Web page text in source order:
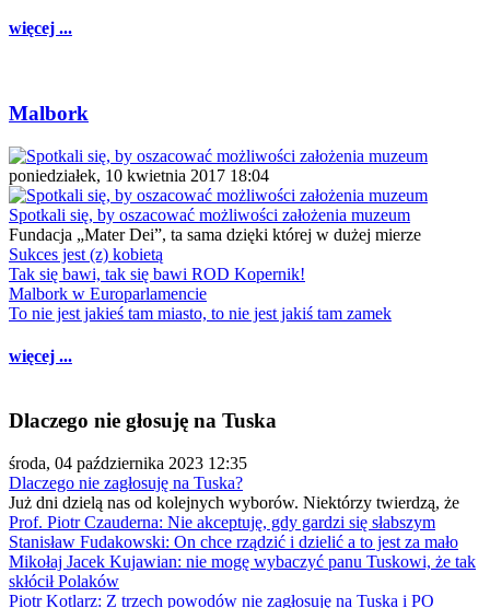
więcej ...
Malbork
poniedziałek, 10 kwietnia 2017 18:04
Spotkali się, by oszacować możliwości założenia muzeum
Fundacja „Mater Dei”, ta sama dzięki której w dużej mierze
Sukces jest (z) kobietą
Tak się bawi, tak się bawi ROD Kopernik!
Malbork w Europarlamencie
To nie jest jakieś tam miasto, to nie jest jakiś tam zamek
więcej ...
Dlaczego nie głosuję na Tuska
środa, 04 października 2023 12:35
Dlaczego nie zagłosuję na Tuska?
Już dni dzielą nas od kolejnych wyborów. Niektórzy twierdzą, że
Prof. Piotr Czauderna: Nie akceptuję, gdy gardzi się słabszym
Stanisław Fudakowski: On chce rządzić i dzielić a to jest za mało
Mikołaj Jacek Kujawian: nie mogę wybaczyć panu Tuskowi, że tak
skłócił Polaków
Piotr Kotlarz: Z trzech powodów nie zagłosuję na Tuska i PO